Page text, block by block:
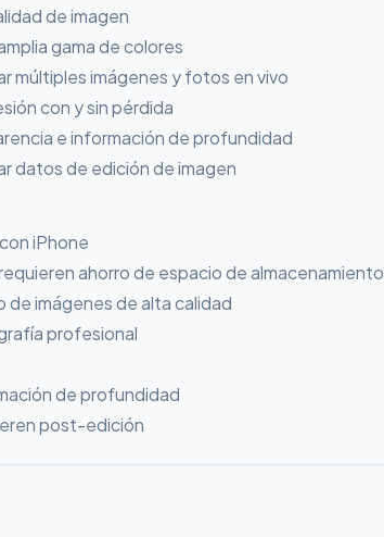
de imagen
gama de colores
múltiples imágenes y fotos en vivo
con y sin pérdida
e información de profundidad
datos de edición de imagen
iPhone
ahorro de espacio de almacenamiento
de imágenes de alta calidad
profesional
de profundidad
post-edición